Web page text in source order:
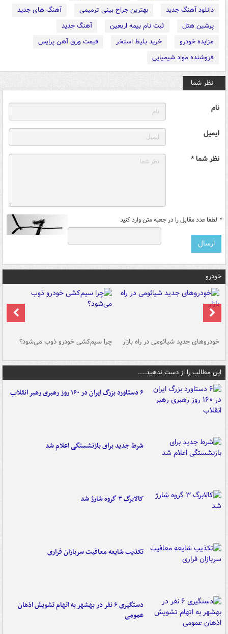
دانلود آهنگ جدید
بهترین جراح بینی ترمیمی
آهنگ های جدید
پرشین هتل
ثبت نام بیمه اربعین
آهنگ جدید
مزایده خودرو
خرید بلیط استخر
قیمت ورق آهن پرایس
فروشنده مواد شیمیایی
نظر شما
نام
ایمیل
نظر شما *
* لطفا عدد مقابل را در جعبه متن وارد کنید
خودرو
خودروهای جدید شیائومی در راه بازار چرا سیم‌کشی خودرو ذوب می‌شود؟
این مطالب را از دست ندهید....
۶ دستاورد بزرگ ایران در ۱۶۰ روز رهبری رهبر انقلاب
شرط جدید برای بازنشستگی اعلام شد
کالابرگ ۳ گروه شارژ شد
تکذیب شایعه معافیت سربازان فراری
دستگیری ۶ نفر در بهشهر به اتهام تشویش اذهان
عمومی